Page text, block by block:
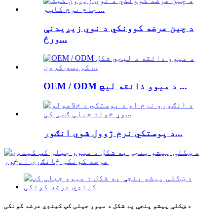
د چین عرضه کوونکي د نوي زیږیدنې
ورځ...
OEM / ODM د میوو ذائقه لیچ ...
د پوستکي نرم ژوول شوي انګور...
د ښکلې پیشو پنجې په شکل د میوو جیلی کپ کینډي عرضه کونکی